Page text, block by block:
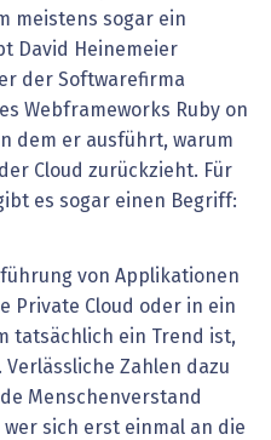
meistens sogar ein
David Heinemeier
der Softwarefirma
Webframeworks Ruby on
dem er ausführt, warum
Cloud zurückzieht. Für
es sogar einen Begriff:
von Applikationen
Private Cloud oder in ein
tatsächlich ein Trend ist,
Zahlen dazu
Menschenverstand
sich erst einmal an die